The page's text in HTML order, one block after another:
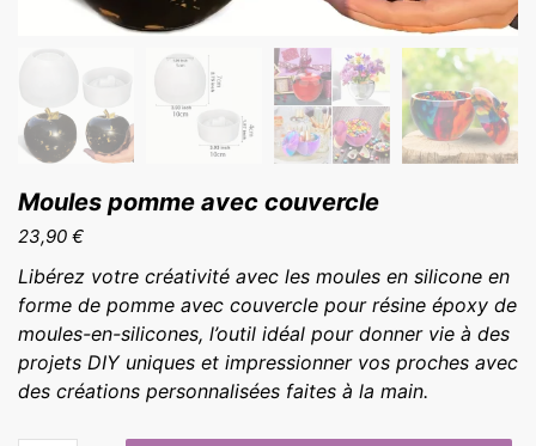
Moules pomme avec couvercle
23,90 €
Libérez votre créativité avec les moules en silicone en
forme de pomme avec couvercle pour résine époxy de
moules-en-silicones, l’outil idéal pour donner vie à des
projets DIY uniques et impressionner vos proches avec
des créations personnalisées faites à la main.